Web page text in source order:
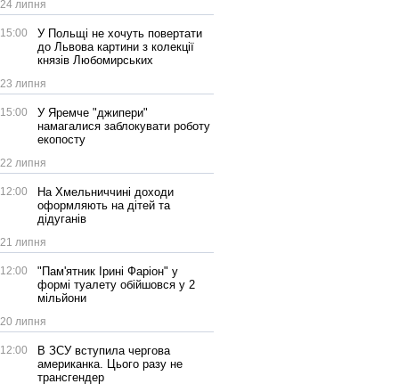
24 липня
15:00
У Польщі не хочуть повертати
до Львова картини з колекції
князів Любомирських
23 липня
15:00
У Яремче "джипери"
намагалися заблокувати роботу
екопосту
22 липня
12:00
На Хмельниччині доходи
оформляють на дітей та
дідуганів
21 липня
12:00
"Пам'ятник Ірині Фаріон" у
формі туалету обійшовся у 2
мільйони
20 липня
12:00
В ЗСУ вступила чергова
американка. Цього разу не
трансгендер